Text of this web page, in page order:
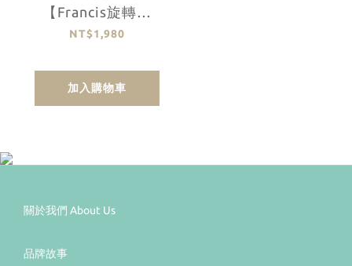
【Francis旋轉木
馬】
NT$1,980
加入購物車
關於我們 About Us
品牌故事